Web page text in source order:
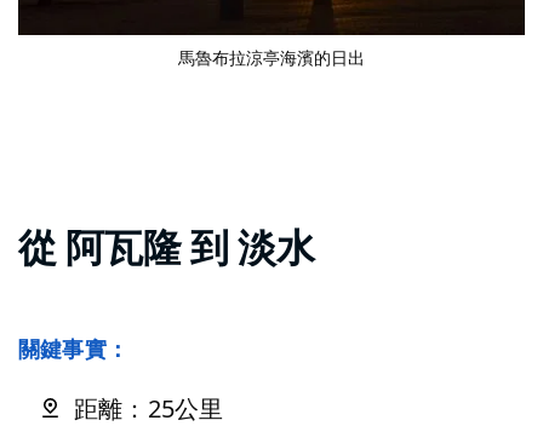
馬魯布拉涼亭海濱的日出
從 阿瓦隆 到 淡水
關鍵事實：
距離：25公里